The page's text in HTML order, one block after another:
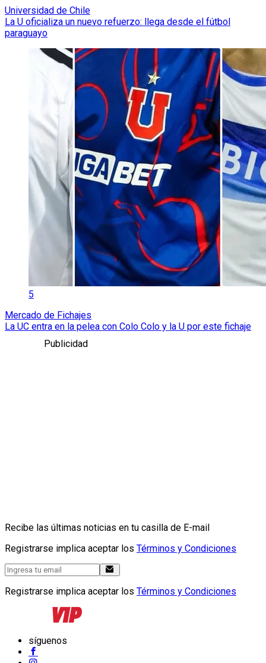
Universidad de Chile
La U oficializa un nuevo refuerzo: llega desde el fútbol
paraguayo
5
Mercado de Fichajes
La UC entra en la pelea con Colo Colo y la U por este fichaje
Publicidad
Recibe las últimas noticias en tu casilla de E-mail
Registrarse implica aceptar los Términos y Condiciones
Registrarse implica aceptar los Términos y Condiciones
síguenos